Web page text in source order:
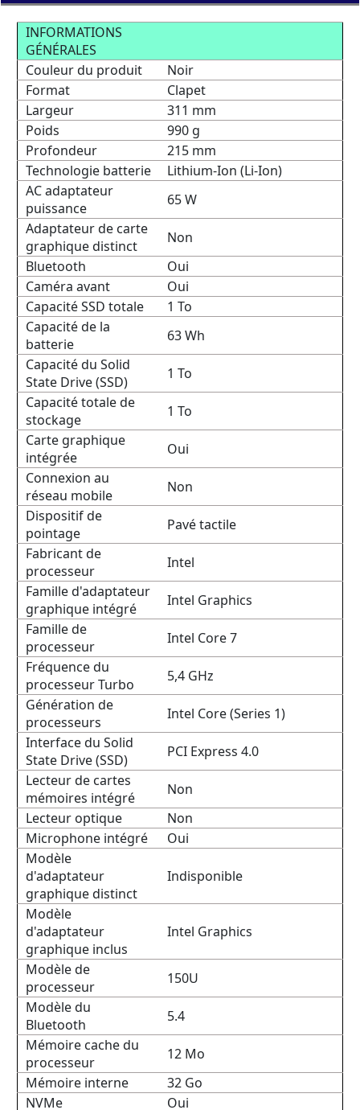
INFORMATIONS
GÉNÉRALES
Couleur du produit
Noir
Format
Clapet
Largeur
311 mm
Poids
990 g
Profondeur
215 mm
Technologie batterie
Lithium-Ion (Li-Ion)
AC adaptateur
puissance
65 W
Adaptateur de carte
graphique distinct
Non
Bluetooth
Oui
Caméra avant
Oui
Capacité SSD totale
1 To
Capacité de la
batterie
63 Wh
Capacité du Solid
State Drive (SSD)
1 To
Capacité totale de
stockage
1 To
Carte graphique
intégrée
Oui
Connexion au
réseau mobile
Non
Dispositif de
pointage
Pavé tactile
Fabricant de
processeur
Intel
Famille d'adaptateur
graphique intégré
Intel Graphics
Famille de
processeur
Intel Core 7
Fréquence du
processeur Turbo
5,4 GHz
Génération de
processeurs
Intel Core (Series 1)
Interface du Solid
State Drive (SSD)
PCI Express 4.0
Lecteur de cartes
mémoires intégré
Non
Lecteur optique
Non
Microphone intégré
Oui
Modèle
d'adaptateur
graphique distinct
Indisponible
Modèle
d'adaptateur
graphique inclus
Intel Graphics
Modèle de
processeur
150U
Modèle du
Bluetooth
5.4
Mémoire cache du
processeur
12 Mo
Mémoire interne
32 Go
NVMe
Oui